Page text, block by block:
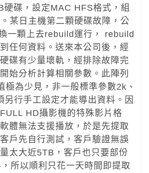
硬碟，設定MAC HFS格式，組
某日主機第二顆硬碟故障，公
一顆上去rebuild運行， rebuild
任何資料。送來本公司後，經
碟有少量壞軌，經排除故障完
始分析計算相關參數。此陣列
極為少見，非一般標準參數2k、
行手工設定才能導出資料。因
HD攝影機的特殊影片格
體無法支援播放，於是先提取
戶先自行測試，客戶驗證無誤
太大近5TB，客戶也只要部份
所以順利只花一天時間即提取